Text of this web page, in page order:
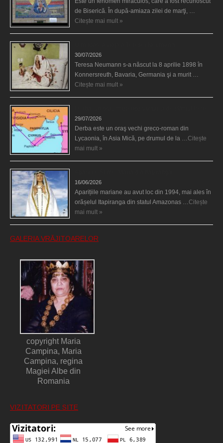
de Biserică. În după-amiaza zilei de marţi, …
Citește mai mult »
30/07/2026
Teresa Neumann s-a născut la 8 aprilie 1898 în
Konnersreuth, Bavaria, Germania şi a murit …
Citește mai mult »
29/07/2026
Derba este un oraş vechi greco-roman din
Lycaonia, în Asia Mică, pe drumul de la …Citește
mai mult »
16/06/2026
Aparițiile mariane au avut loc din 1994, mai ales în
orășelul Itapiranga din statul Amazonas …Citește
mai mult »
GALERIA VRĂJITOARELOR
copyright Maria
Campina, Maria
Campina, regina
Magiei Albe din
Romania
VIZITATORI PE SITE